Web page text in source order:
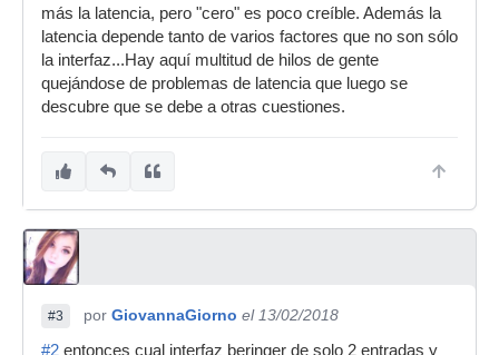
más la latencia, pero "cero" es poco creíble. Además la
latencia depende tanto de varios factores que no son sólo
la interfaz...Hay aquí multitud de hilos de gente
quejándose de problemas de latencia que luego se
descubre que se debe a otras cuestiones.
#3 por GiovannaGiorno el 13/02/2018
#2 entonces cual interfaz beringer de solo 2 entradas y